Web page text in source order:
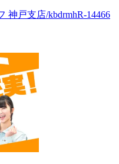
神戸支店/kbdrmhR-14466